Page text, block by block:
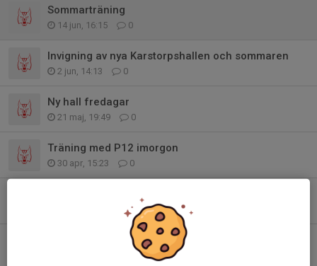
Sommarträning
14 jun, 16:15 0
Invigning av nya Karstorpshallen och sommaren
2 jun, 14:13 0
Ny hall fredagar
21 maj, 19:49 0
Träning med P12 imorgon
30 apr, 15:23 0
0
Träning på påsklovet